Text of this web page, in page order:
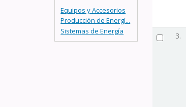
Equipos y Accesorios
Producción de Energí...
Sistemas de Energía
3.